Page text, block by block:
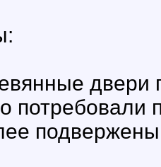
двери
потребовали